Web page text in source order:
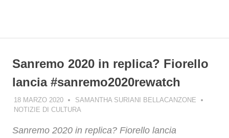
Sanremo 2020 in replica? Fiorello
lancia #sanremo2020rewatch
18 MARZO 2020
SAMANTHA SURIANI BELLACANZONE
NOTIZIE DI CULTURA
Sanremo 2020 in replica? Fiorello lancia